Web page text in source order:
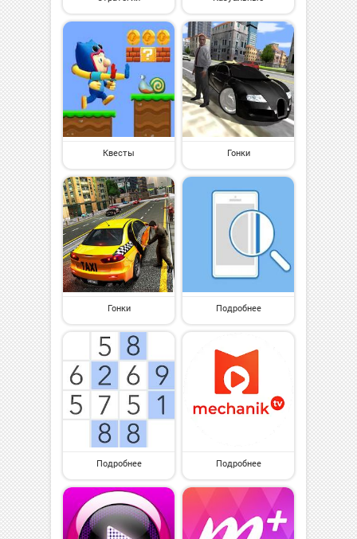
Квесты Гонки
Гонки Подробнее
Подробнее Подробнее